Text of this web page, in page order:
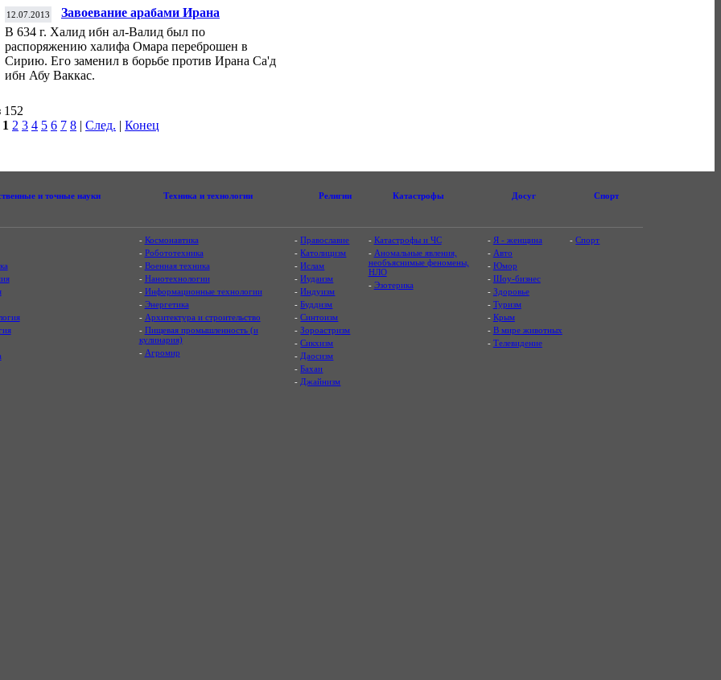
12.07.2013
Завоевание арабами Ирана
В 634 г. Халид ибн ал-Валид был по
распоряжению халифа Омара переброшен в
Сирию. Его заменил в борьбе против Ирана Са'д
ибн Абу Ваккас.
152
1 2 3 4 5 6 7 8 | След. | Конец
и точные науки Техника и технологии Религии Катастрофы Досуг Спорт
- Космонавтика
- Робототехника
- Военная техника
- Нанотехнологии
- Информационные технологии
- Энергетика
- Архитектура и строительство
- Пищевая промышленность (и
кулинария)
- Агромир
-Православие
-Католицизм
-Ислам
-Иудаизм
-Индуизм
-Буддизм
-Синтоизм
-Зороастризм
-Сикхизм
- Даосизм
-Бахаи
- Джайнизм
- Катастрофы и ЧС
- Аномальные явления,
необъяснимые феномены,
НЛО
- Эзотерика
- Я - женщина
- Авто
- Юмор
- Шоу-бизнес
- Здоровье
- Туризм
- Крым
- В мире животных
- Телевидение
-Спорт